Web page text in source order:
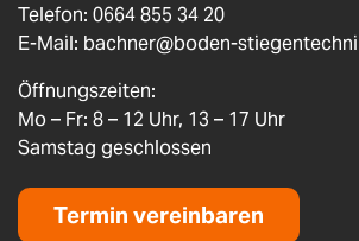
Telefon: 0664 855 34 20
E-Mail: bachner@boden-
Öffnungszeiten:
Mo – Fr: 8 – 12 Uhr, 13 – 17 Uhr
Samstag geschlossen
Termin vereinbaren